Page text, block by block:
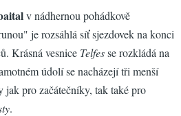
v nádhernou pohádkově
je rozsáhlá síť sjezdovek na konci
Krásná vesnice Telfesse rozkládá na
údolí se nacházejí tři menší
jak pro začátečníky, tak také pro
.